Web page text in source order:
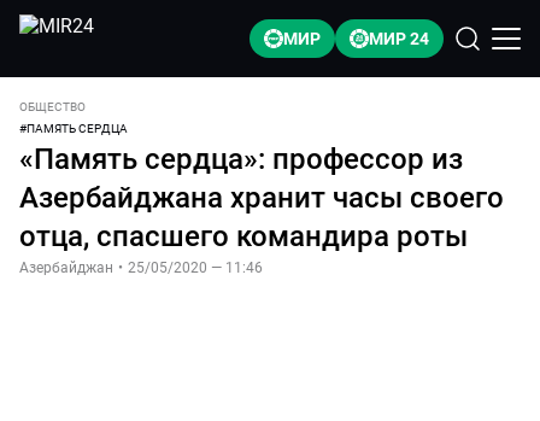
МИР МИР 24
ОБЩЕСТВО
#ПАМЯТЬ СЕРДЦА
«Память сердца»: профессор из
Азербайджана хранит часы своего
отца, спасшего командира роты
Азербайджан • 25/05/2020 — 11:46